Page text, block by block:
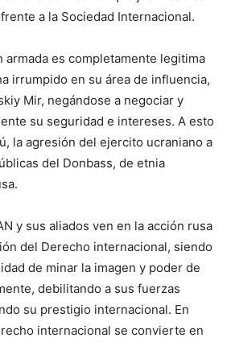
a la Sociedad Internacional.
armada es completamente legitima
irrumpido en su área de influencia,
Mir, negándose a negociar y
su seguridad e intereses. A esto
la agresión del ejercito ucraniano a
del Donbass, de etnia
y sus aliados ven en la acción rusa
del Derecho internacional, siendo
de minar la imagen y poder de
debilitando a sus fuerzas
su prestigio internacional. En
internacional se convierte en